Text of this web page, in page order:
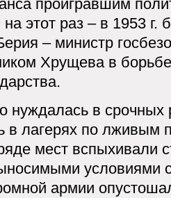
проигравшим
этот раз – в 1953 г.
– министр
Хрущева в
нуждалась в
в лагерях по лживым
мест вспыхивали
условиями
армии